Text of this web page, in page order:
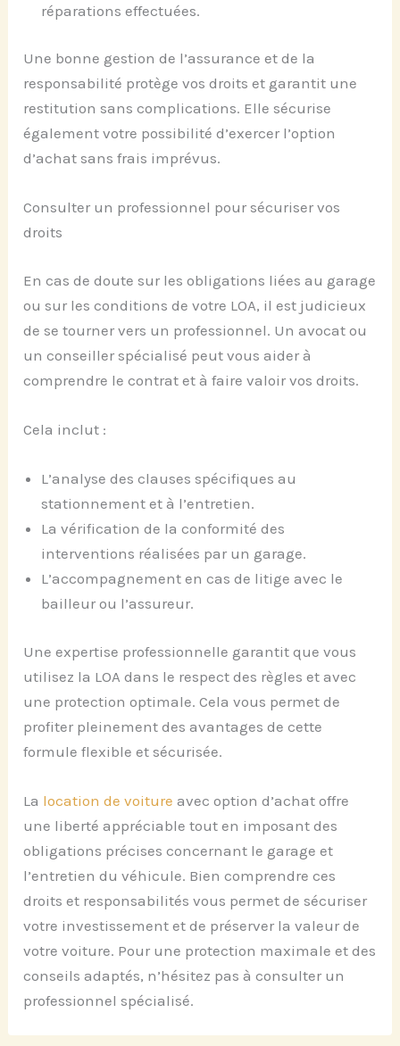
réparations effectuées.
Une bonne gestion de l’assurance et de la
responsabilité protège vos droits et garantit une
restitution sans complications. Elle sécurise
également votre possibilité d’exercer l’option
d’achat sans frais imprévus.
Consulter un professionnel pour sécuriser vos
droits
En cas de doute sur les obligations liées au garage
ou sur les conditions de votre LOA, il est judicieux
de se tourner vers un professionnel. Un avocat ou
un conseiller spécialisé peut vous aider à
comprendre le contrat et à faire valoir vos droits.
Cela inclut :
L’analyse des clauses spécifiques au
stationnement et à l’entretien.
La vérification de la conformité des
interventions réalisées par un garage.
L’accompagnement en cas de litige avec le
bailleur ou l’assureur.
Une expertise professionnelle garantit que vous
utilisez la LOA dans le respect des règles et avec
une protection optimale. Cela vous permet de
profiter pleinement des avantages de cette
formule flexible et sécurisée.
La location de voiture avec option d’achat offre
une liberté appréciable tout en imposant des
obligations précises concernant le garage et
l’entretien du véhicule. Bien comprendre ces
droits et responsabilités vous permet de sécuriser
votre investissement et de préserver la valeur de
votre voiture. Pour une protection maximale et des
conseils adaptés, n’hésitez pas à consulter un
professionnel spécialisé.